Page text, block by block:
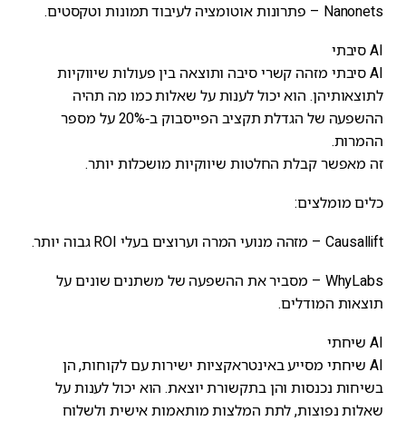
Nanonets – פתרונות אוטומציה לעיבוד תמונות וטקסטים.
AI סיבתי
AI סיבתי מזהה קשרי סיבה ותוצאה בין פעולות שיווקיות
לתוצאותיהן. הוא יכול לענות על שאלות כמו מה תהיה
ההשפעה של הגדלת תקציב הפייסבוק ב-20% על מספר
ההמרות.
זה מאפשר קבלת החלטות שיווקיות מושכלות יותר.
כלים מומלצים:
Causallift – מזהה מנועי המרה וערוצים בעלי ROI גבוה יותר.
WhyLabs – מסביר את ההשפעה של משתנים שונים על
תוצאות המודלים.
AI שיחתי
AI שיחתי מסייע באינטראקציות ישירות עם לקוחות, הן
בשיחות נכנסות והן בתקשורת יוצאת. הוא יכול לענות על
שאלות נפוצות, לתת המלצות מותאמות אישית ולשלוח